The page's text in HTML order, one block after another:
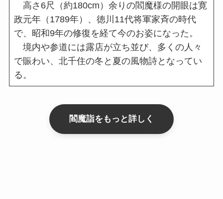
高さ6尺（約180cm）余りの閻魔様の開眼は寛
政元年（1789年）、徳川11代将軍家斉の時代
で、昭和9年の修復を経て今のお姿になった。
境内や参道には露店が立ち並び、多くの人々
で賑わい、北千住の冬と夏の風物詩となってい
る。
閻魔詣をもっと詳しく